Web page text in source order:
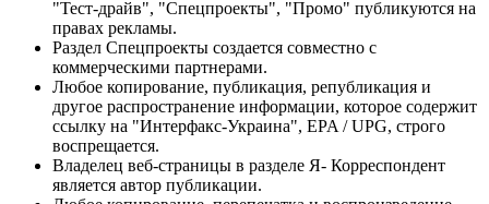
"Тест-драйв", "Спецпроекты", "Промо" публикуются на
правах рекламы.
Раздел Спецпроекты создается совместно с
коммерческими партнерами.
Любое копирование, публикация, републикация и
другое распространение информации, которое содержит
ссылку на "Интерфакс-Украина", EPA / UPG, строго
воспрещается.
Владелец веб-страницы в разделе Я- Корреспондент
является автор публикации.